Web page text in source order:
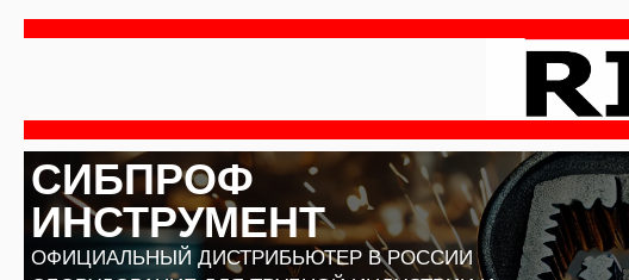
Перейти
СИБПРОФ
ИНСТРУМЕНТ
ОФИЦИАЛЬНЫЙ ДИСТРИБЬЮТЕР В РОССИИ